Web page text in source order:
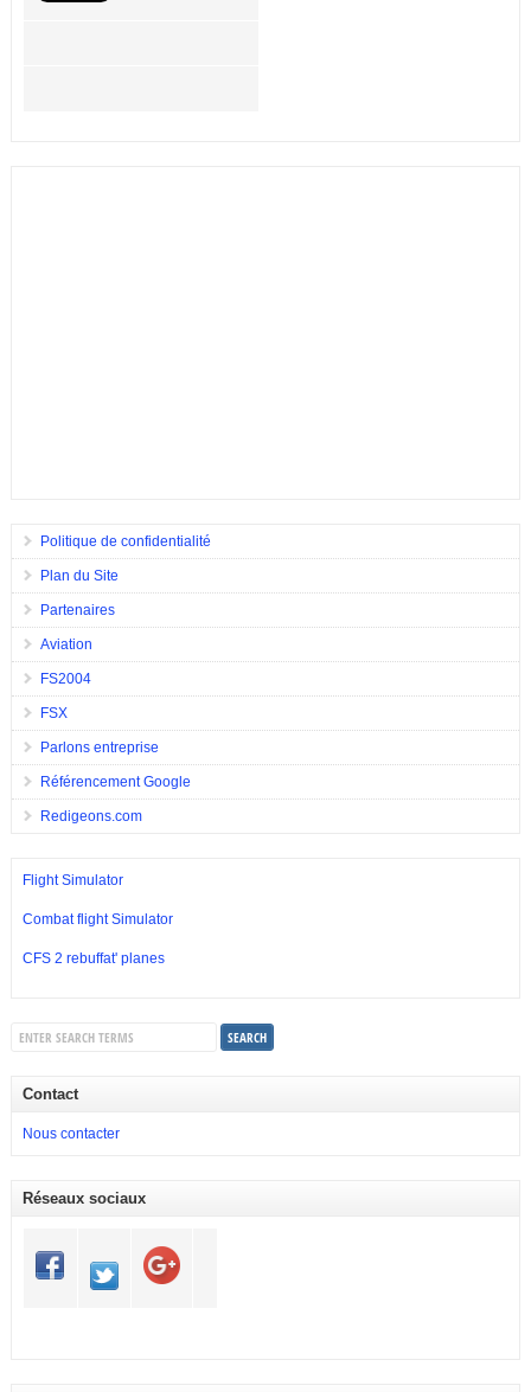
Politique de confidentialité
Plan du Site
Partenaires
Aviation
FS2004
FSX
Parlons entreprise
Référencement Google
Redigeons.com
Flight Simulator
Combat flight Simulator
CFS 2 rebuffat' planes
Contact
Nous contacter
Réseaux sociaux